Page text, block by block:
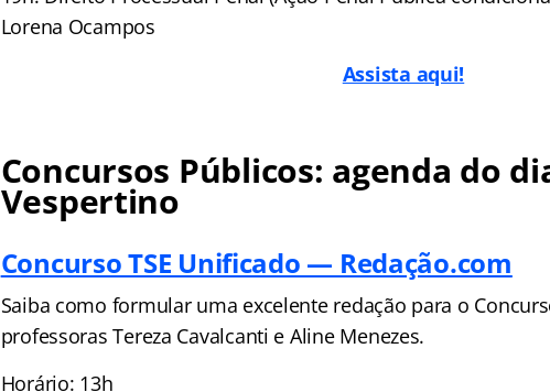
Lorena Ocampos
Assista aqui!
Concursos Públicos: agenda do
Vespertino
Concurso TSE Unificado — Redação.com
Saiba como formular uma excelente redação para o
professoras Tereza Cavalcanti e Aline Menezes.
Horário: 13h